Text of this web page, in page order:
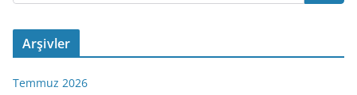
Arşivler
Temmuz 2026